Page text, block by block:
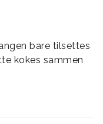
bare tilsettes
kokes sammen